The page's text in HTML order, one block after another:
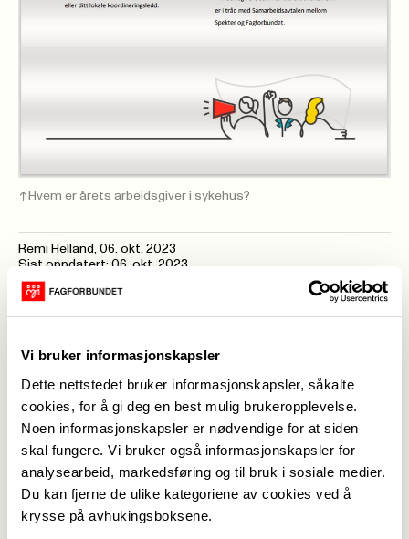
Vi bruker informasjonskapsler
Dette nettstedet bruker informasjonskapsler, såkalte
cookies, for å gi deg en best mulig brukeropplevelse.
Noen informasjonskapsler er nødvendige for at siden
skal fungere. Vi bruker også informasjonskapsler for
analysearbeid, markedsføring og til bruk i sosiale medier.
Du kan fjerne de ulike kategoriene av cookies ved å
krysse på avhukingsboksene.
Hvem er årets arbeidsgiver i sykehus?
Remi Helland 06. okt. 2023
Sist oppdatert: 06. okt. 2023
sykehuskonferanse
2024
deler vi ut prisen Årets
beste arbeidsgiver i
sykehus. Det inviteres
med dette til å foreslå
kandidater.
følgende kriterier:
• Arbeidsgiver har
tilrettelagt arbeid som
har resultert i forbedret
arbeidsmiljø, effektivitet